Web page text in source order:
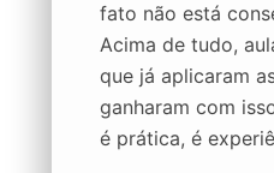
fato não está
Acima de tudo,
que já aplicaram
ganharam com
é prática, é